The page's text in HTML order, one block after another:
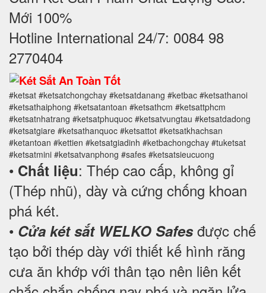
Mới 100%
Hotline International 24/7: 0084 98
2770404
#ketsat #ketsatchongchay #ketsatdanang #ketbac #ketsathanoi
#ketsathaiphong #ketsatantoan #ketsathcm #ketsattphcm
#ketsatnhatrang #ketsatphuquoc #ketsatvungtau #ketsatdadong
#ketsatgiare #ketsathanquoc #ketsattot #ketsatkhachsan
#ketantoan #kettien #ketsatgiadinh #ketbachongchay #tuketsat
#ketsatmini #ketsatvanphong #safes #ketsatsieucuong
• Chất liệu: Thép cao cấp, không gỉ
(Thép nhũ), dày và cứng chống khoan
phá két.
• Cửa két sắt WELKO Safesđược chế
tạo bởi thép dày với thiết kế hình răng
cưa ăn khớp với thân tạo nên liên kết